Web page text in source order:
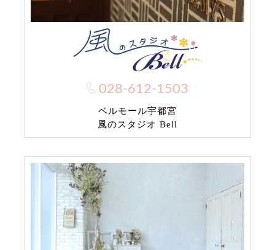
028-612-1503
ベルモール宇都宮
風のスタジオ Bell